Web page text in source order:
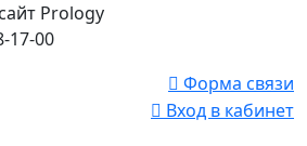
Prology
17-00
Форма связи
Вход в кабинет